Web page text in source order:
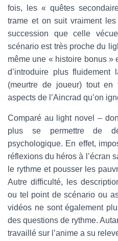
fois, les « quêtes
trame et on suit vraiment
succession que celle
scénario est très proche du
même une « histoire bonus »
d’introduire plus
(meurtre de joueur) tout en
aspects de l’Aincrad qu’on
Comparé au light novel –
plus se permettre de
psychologique. En effet,
réflexions du héros à l’écran
le rythme et pousser les
Autre difficulté, les
ou tel point de scénario ou
vidéos ne sont également
des questions de rythme.
travaillé sur l’anime a su